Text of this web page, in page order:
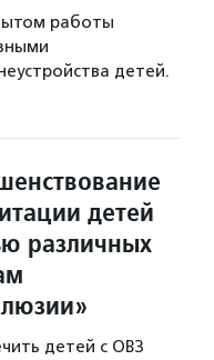
работы
детей.
детей
различных
детей с ОВЗ